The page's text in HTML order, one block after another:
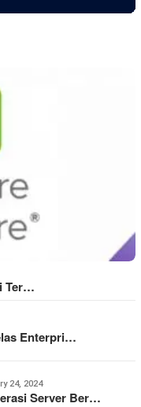
Ter…
Enterpri…
24, 2024
Server Ber…